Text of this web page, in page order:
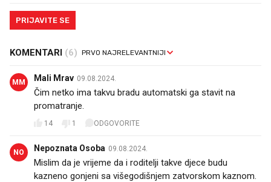
PRIJAVITE SE
KOMENTARI (6)
MM Mali Mrav 09.08.2024.
Čim netko ima takvu bradu automatski ga stavit na
promatranje.
14 1 ODGOVORITE
NO Nepoznata Osoba 09.08.2024.
Mislim da je vrijeme da i roditelji takve djece budu
kazneno gonjeni sa višegodišnjem zatvorskom kaznom.